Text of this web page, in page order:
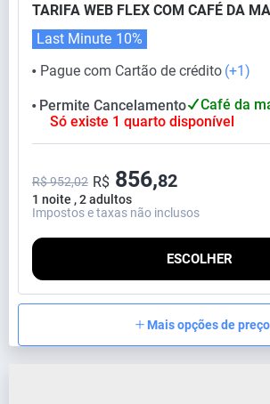
TARIFA WEB FLEX COM CAFÉ DA
⬤ Pague com Cartão de crédito (+1)
Last Minute 10%
⬤ Permite Cancelamento Café da
Só existe 1 quarto disponível
1 noite , 2 adultos
R$ 952,02 R$ 856,82
Impostos e taxas não inclusos
ESCOLHER
Mais opções de preço